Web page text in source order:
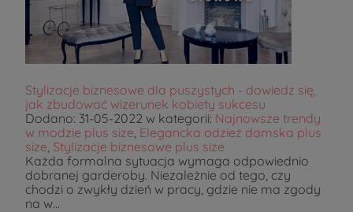
Stylizacje biznesowe dla puszystych - dowiedz się,
jak zbudować wizerunek kobiety sukcesu
Dodano: 31-05-2022 w kategorii: Najnowsze trendy
w modzie plus size Elegancka odzież damska plus
size Stylizacje biznesowe plus size
Każda formalna sytuacja wymaga odpowiednio
dobranej garderoby. Niezależnie od tego, czy
chodzi o zwykły dzień w pracy, gdzie nie ma zgody
na w...